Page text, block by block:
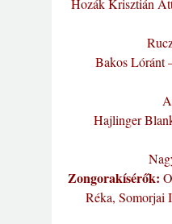
Hozák Krisztián
Bakos Lóránt
Hajlinger
Zongorakísérők:
Réka, Somorjai